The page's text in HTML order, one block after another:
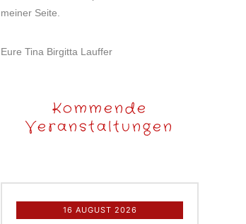
meiner Seite.
Eure Tina Birgitta Lauffer
Kommende
Veranstaltungen
16 AUGUST 2026